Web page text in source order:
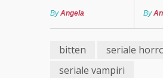
ByAngela By
bitten
seriale
seriale vampiri